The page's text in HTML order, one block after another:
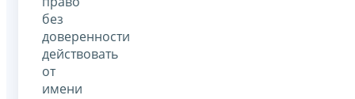
без
доверенности
действовать
от
имени